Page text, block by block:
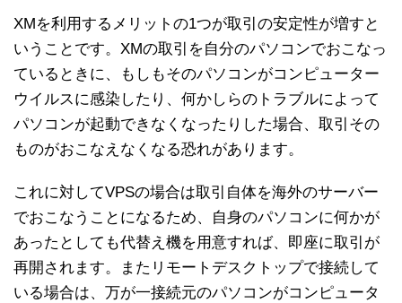
XMを利用するメリットの1つが取引の安定性が増すと
いうことです。XMの取引を自分のパソコンでおこなっ
ているときに、もしもそのパソコンがコンピューター
ウイルスに感染したり、何かしらのトラブルによって
パソコンが起動できなくなったりした場合、取引その
ものがおこなえなくなる恐れがあります。
これに対してVPSの場合は取引自体を海外のサーバー
でおこなうことになるため、自身のパソコンに何かが
あったとしても代替え機を用意すれば、即座に取引が
再開されます。またリモートデスクトップで接続して
いる場合は、万が一接続元のパソコンがコンピュータ